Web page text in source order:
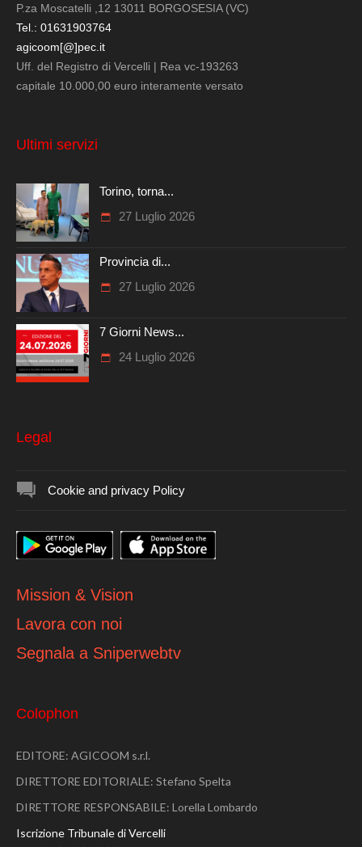
P.za Moscatelli ,12 13011 BORGOSESIA (VC)
Tel.: 01631903764
agicoom[@]pec.it
Uff. del Registro di Vercelli | Rea vc-193263
capitale 10.000,00 euro interamente versato
Ultimi servizi
Torino, torna...
27 Luglio 2026
Provincia di...
27 Luglio 2026
7 Giorni News...
24 Luglio 2026
Legal
Cookie and privacy Policy
Mission & Vision
Lavora con noi
Segnala a Sniperwebtv
Colophon
EDITORE: AGICOOM s.r.l.
DIRETTORE EDITORIALE: Stefano Spelta
DIRETTORE RESPONSABILE: Lorella Lombardo
Iscrizione Tribunale di Vercelli